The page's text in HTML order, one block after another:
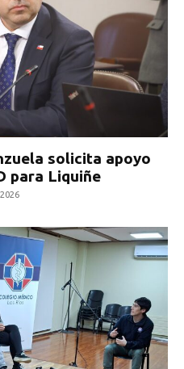
solicita apoyo
para Liquiñe